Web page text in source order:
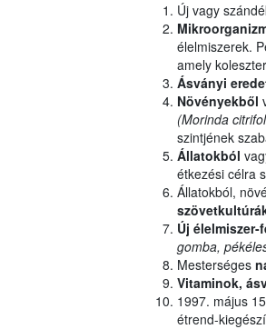
Új vagy
élelmiszerek.
amely
Ásványi
Növényekből
(Morinda
szintjének
Állatokból
étkezési célra
Állatokból,
Új
gomba,
Mesterséges
Vitaminok,
1997. május
étrend-